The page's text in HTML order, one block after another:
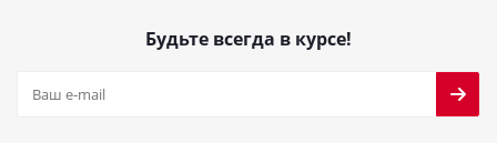
Будьте всегда в курсе!